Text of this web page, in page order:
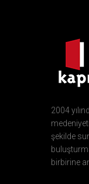
2004
şekilde
birbirine